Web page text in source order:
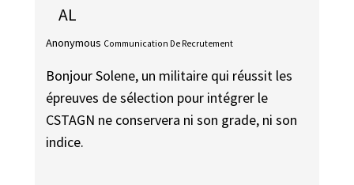
AL
Anonymous Communication De Recrutement
Bonjour Solene, un militaire qui réussit les
épreuves de sélection pour intégrer le
CSTAGN ne conservera ni son grade, ni son
indice.